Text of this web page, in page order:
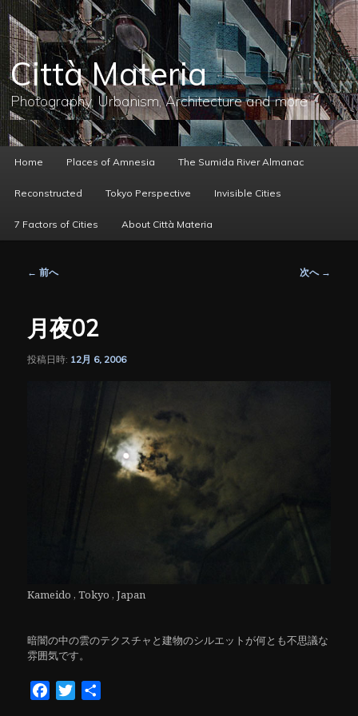
メ
イ
ン
コ
ン
テ
ン
へ
移
動
Città Materia
Photography, Urbanism, Architecture and more
ー
Home Places of Amnesia The Sumida River Almanac
Reconstructed Tokyo Perspective Invisible Cities
7 Factors of Cities About Città Materia
ビ
ゲ
シ
← 前へ 次へ →
月夜02
投稿日時: 12月 6, 2006
Kameido , Tokyo , Japan
暗闇の中の雲のテクスチャと建物のシルエットが何とも不思議な
雰囲気です。
FacebookTwitter